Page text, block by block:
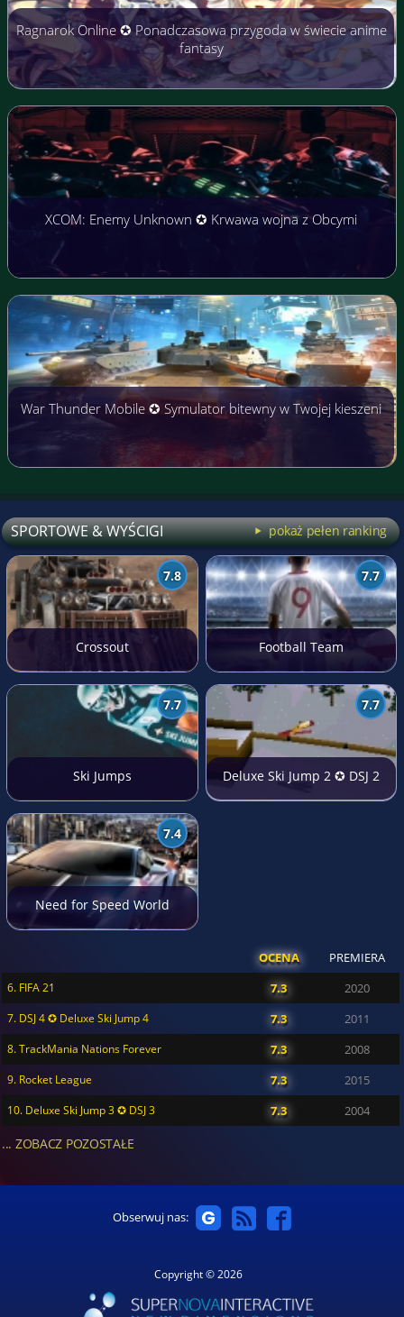
Ragnarok Online ✪ Ponadczasowa przygoda w świecie anime
fantasy
XCOM: Enemy Unknown ✪ Krwawa wojna z Obcymi
War Thunder Mobile ✪ Symulator bitewny w Twojej kieszeni
SPORTOWE & WYŚCIGI pokaż pełen ranking
7.8
Crossout
7.7
Football Team
7.7
Ski Jumps
7.7
Deluxe Ski Jump 2 ✪ DSJ 2
7.4
Need for Speed World
OCENA PREMIERA
6. FIFA 21 7.3 2020
7. DSJ 4 ✪ Deluxe Ski Jump 4 7.3 2011
8. TrackMania Nations Forever 7.3 2008
9. Rocket League 7.3 2015
10. Deluxe Ski Jump 3 ✪ DSJ 3 7.3 2004
... ZOBACZ POZOSTAŁE
Obserwuj nas:
Copyright © 2026